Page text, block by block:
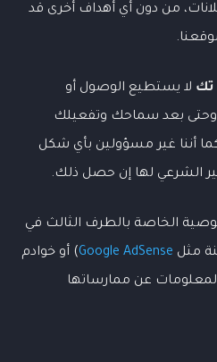
من دون أي أهداف أخرى قد
تك لا يستطيع الوصول أو
وحتى بعد سماحك وتفعيلك
أننا غير مسؤولين بأي شكل
الشرعي لها إن حصل ذلك.
الخاصة بالطرف الثالث في
مثل Google AdSense) أو خوادم
المعلومات عن ممارساتها